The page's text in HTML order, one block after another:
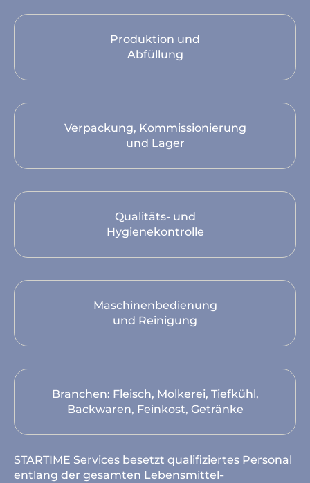
Produktion und
Abfüllung
Verpackung, Kommissionierung
und Lager
Qualitäts- und
Hygienekontrolle
Maschinenbedienung
und Reinigung
Branchen: Fleisch, Molkerei, Tiefkühl,
Backwaren, Feinkost, Getränke
STARTIME Services besetzt qualifiziertes Personal
entlang der gesamten Lebensmittel-